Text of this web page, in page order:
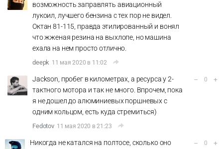
возможность заправлять авиационный
лукоил, лучшего бензина с тех пор не видел.
Октан 81-115, правда этилированный и вонял
что жженая резина на выхлопе, но машина
ехала на нем просто отлично.
deepk 11 мая 2020 в 11:02
Jackson, пробег в километрах, а ресурса у 2-
тактного мотора и так не много. Впрочем, пока
я не дошел до алюминиевых поршневых с
одним кольцом, есть куда стремиться)
Fedotov 11 мая 2020 в 21:23
– 0 +
Никогда не катался на полтосе, сколько оно
– 0 +